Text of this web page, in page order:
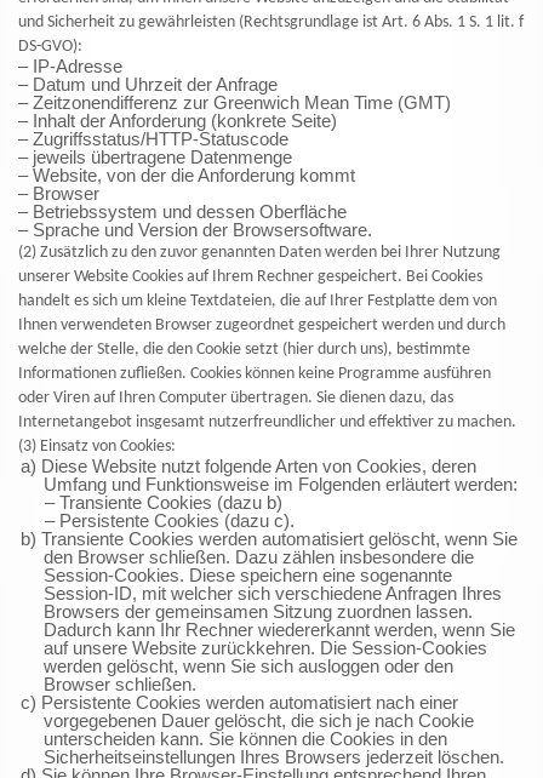
und Sicherheit zu gewährleisten (Rechtsgrundlage ist Art. 6 Abs. 1 S. 1 lit. f
DS-GVO):
– IP-Adresse
– Datum und Uhrzeit der Anfrage
– Zeitzonendifferenz zur Greenwich Mean Time (GMT)
– Inhalt der Anforderung (konkrete Seite)
– Zugriffsstatus/HTTP-Statuscode
– jeweils übertragene Datenmenge
– Website, von der die Anforderung kommt
– Browser
– Betriebssystem und dessen Oberfläche
– Sprache und Version der Browsersoftware.
(2) Zusätzlich zu den zuvor genannten Daten werden bei Ihrer Nutzung
unserer Website Cookies auf Ihrem Rechner gespeichert. Bei Cookies
handelt es sich um kleine Textdateien, die auf Ihrer Festplatte dem von
Ihnen verwendeten Browser zugeordnet gespeichert werden und durch
welche der Stelle, die den Cookie setzt (hier durch uns), bestimmte
Informationen zufließen. Cookies können keine Programme ausführen
oder Viren auf Ihren Computer übertragen. Sie dienen dazu, das
Internetangebot insgesamt nutzerfreundlicher und effektiver zu machen.
(3) Einsatz von Cookies:
a) Diese Website nutzt folgende Arten von Cookies, deren
Umfang und Funktionsweise im Folgenden erläutert werden:
– Transiente Cookies (dazu b)
– Persistente Cookies (dazu c).
b) Transiente Cookies werden automatisiert gelöscht, wenn Sie
den Browser schließen. Dazu zählen insbesondere die
Session-Cookies. Diese speichern eine sogenannte
Session-ID, mit welcher sich verschiedene Anfragen Ihres
Browsers der gemeinsamen Sitzung zuordnen lassen.
Dadurch kann Ihr Rechner wiedererkannt werden, wenn Sie
auf unsere Website zurückkehren. Die Session-Cookies
werden gelöscht, wenn Sie sich ausloggen oder den
Browser schließen.
c) Persistente Cookies werden automatisiert nach einer
vorgegebenen Dauer gelöscht, die sich je nach Cookie
unterscheiden kann. Sie können die Cookies in den
Sicherheitseinstellungen Ihres Browsers jederzeit löschen.